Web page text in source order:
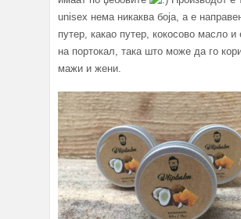
unisex нема никаква боја, а е
путер, какао путер, кокосово масло и
на портокал, така што може да го
мажи и жени.